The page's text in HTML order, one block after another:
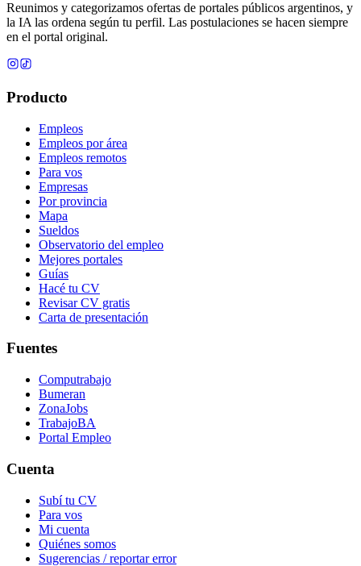
Reunimos y categorizamos ofertas de portales públicos argentinos, y
la IA las ordena según tu perfil. Las postulaciones se hacen siempre
en el portal original.
Producto
Empleos
Empleos por área
Empleos remotos
Para vos
Empresas
Por provincia
Mapa
Sueldos
Observatorio del empleo
Mejores portales
Guías
Hacé tu CV
Revisar CV gratis
Carta de presentación
Fuentes
Computrabajo
Bumeran
ZonaJobs
TrabajoBA
Portal Empleo
Cuenta
Subí tu CV
Para vos
Mi cuenta
Quiénes somos
Sugerencias / reportar error